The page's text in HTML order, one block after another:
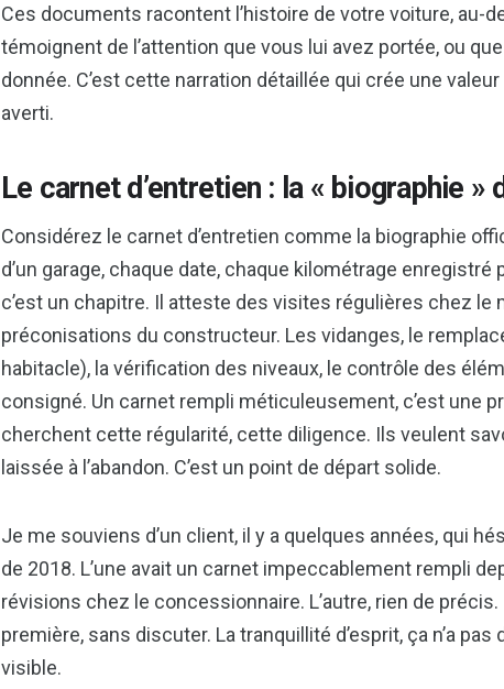
Ces documents racontent l’histoire de votre voiture, au-
témoignent de l’attention que vous lui avez portée, ou
donnée. C’est cette narration détaillée qui crée une
averti.
Le carnet d’entretien : la « biographie »
Considérez le carnet d’entretien comme la biographie
d’un garage, chaque date, chaque kilométrage
c’est un chapitre. Il atteste des visites régulières chez le
préconisations du constructeur. Les vidanges, le
habitacle), la vérification des niveaux, le contrôle des
consigné. Un carnet rempli méticuleusement, c’est une
cherchent cette régularité, cette diligence. Ils veulent
laissée à l’abandon. C’est un point de départ solide.
Je me souviens d’un client, il y a quelques années, qui
de 2018. L’une avait un carnet impeccablement rempli
révisions chez le concessionnaire. L’autre, rien de
première, sans discuter. La tranquillité d’esprit, ça n’a
visible.